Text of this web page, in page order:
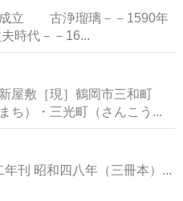
立 古浄瑠璃－－1590年
時代－－16...
屋敷［現］鶴岡市三和町
ち）・三光町（さんこう...
刊 昭和四八年（三冊本）...